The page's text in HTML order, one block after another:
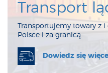
Transport
Transportujemy towary
Polsce i za granicą.
Dowiedz się